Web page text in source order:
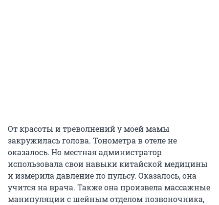
От красоты и треволнений у моей мамы
закружилась голова. Тонометра в отеле не
оказалось. Но местная администратор
использовала свои навыки китайской медицины
и измерила давление по пульсу. Оказалось, она
учится на врача. Также она произвела массажные
манипуляции с шейным отделом позвоночника,